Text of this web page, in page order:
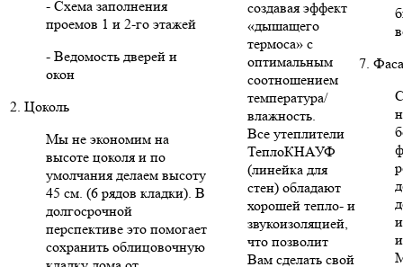
- Схема заполнения
проемов 1 и 2-го этажей
- Ведомость дверей и
окон
2. Цоколь
Мы не экономим на
высоте цоколя и по
умолчания делаем высоту
45 см. (6 рядов кладки). В
долгосрочной
перспективе это помогает
сохранить облицовочную
создавая эффект
«дышащего
термоса» с
оптимальным
соотношением
температура/
влажность.
Все утеплители
ТеплоКНАУФ
(линейка для
стен) обладают
хорошей тепло- и
звукоизоляцией,
что позволит
Вам сделать свой
7.